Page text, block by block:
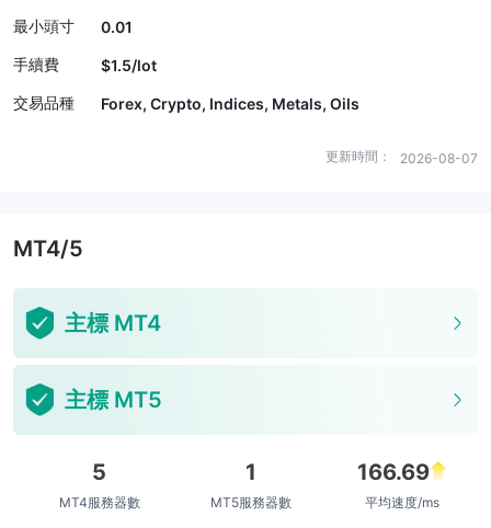
最小頭寸
0.01
手續費
$1.5/lot
交易品種
Forex, Crypto, Indices, Metals, Oils
更新時間： 2026-08-07
MT4/5
主標 MT4
主標 MT5
5
MT4服務器數
1
MT5服務器數
166.69
平均速度/ms